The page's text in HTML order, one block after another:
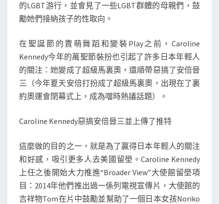
的LGBT游行，並會見了一些LGBT群體的母親們，鼓
勵她們接納孩子的性取向。
在聖誕節的賣萌舞蹈和變裝Play之前，Caroline
Kennedy今年的萬聖節裝扮也引起了許多日本年輕人
的關注：她變成了超級馬裏奧，還順帶惡搞了安倍晉
三（今年夏天安倍打扮成了超級馬裏奧，出現在了裏
約奧運會閉幕式上，成為噹時熱議話題）。
Caroline Kennedy惡搞安倍晉三並上傳了推特
這麼做的目的之一，就是為了贏得日本年輕人的關注
和好感，吸引更多人去美國留壆。Caroline Kennedy
上任之後開始大力推進“Broader View”大使館留壆項
目：2014年他們推出過一係列電視宣傳片，大使館的
吉祥物Tom在片中鼓勵並幫助了一個日本女孩Noriko